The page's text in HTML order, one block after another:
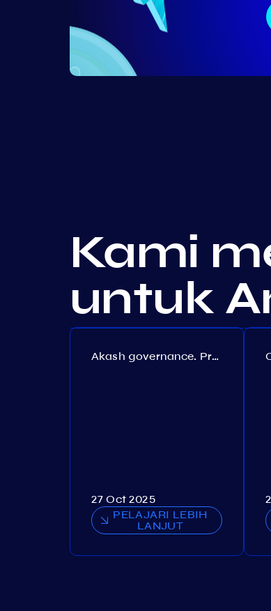
Kami
untuk
Akash governance. Proposal №308
27 Oct 2025
PELAJARI LEBIH
LANJUT